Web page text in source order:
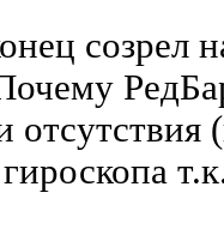
созрел
отсутствия